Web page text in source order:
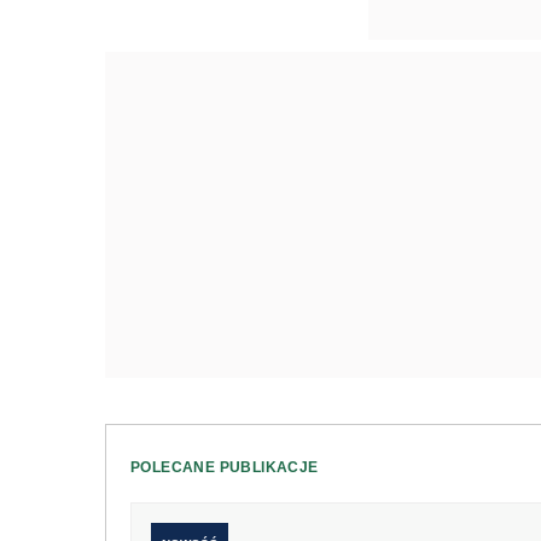
POLECANE PUBLIKACJE